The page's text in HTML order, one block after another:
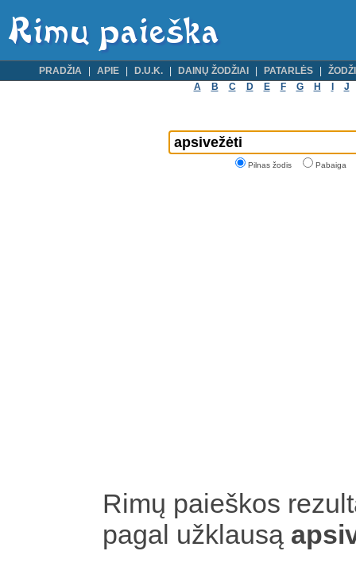
PRADŽIA APIE D.U.K. DAINŲ ŽODŽIAI PATARLĖS
A
B C D E F G H J
Pilnas žodis Pabaiga
Rimų paieškos
pagal užklausą